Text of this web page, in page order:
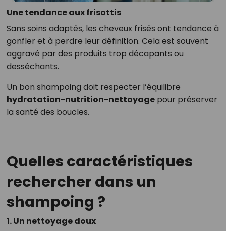
Une tendance aux frisottis
Sans soins adaptés, les cheveux frisés ont tendance à
gonfler et à perdre leur définition. Cela est souvent
aggravé par des produits trop décapants ou
desséchants.
Un bon shampoing doit respecter l’équilibre
hydratation-nutrition-nettoyagepour préserver
la santé des boucles.
Quelles caractéristiques
rechercher dans un
shampoing ?
1. Un nettoyage doux